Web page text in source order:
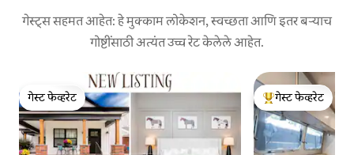
गेस्ट्स सहमत आहेत: हे मुक्काम लोकेशन, स्वच्छता आणि इतर बऱ्याच
गोष्टींसाठी अत्यंत उच्च रेट केलेले आहेत.
गेस्ट फेव्हरेट
गेस्ट फेव्हरेट
टॉप गेस्ट फेव्हरेट
गेस्ट फेव्हरेट